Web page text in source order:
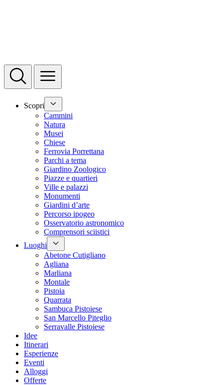
Scopri
Cammini
Natura
Musei
Chiese
Ferrovia Porrettana
Parchi a tema
Giardino Zoologico
Piazze e quartieri
Ville e palazzi
Monumenti
Giardini d’arte
Percorso ipogeo
Osservatorio astronomico
Comprensori sciistici
Luoghi
Abetone Cutigliano
Agliana
Marliana
Montale
Pistoia
Quarrata
Sambuca Pistoiese
San Marcello Piteglio
Serravalle Pistoiese
Idee
Itinerari
Esperienze
Eventi
Alloggi
Offerte